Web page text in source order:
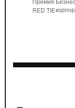
RED TIE